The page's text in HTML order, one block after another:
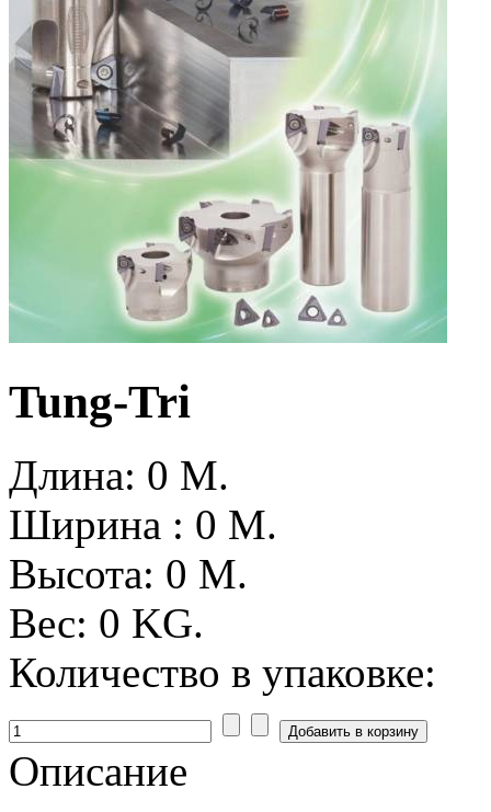
Tung-Tri
Длина: 0 M.
Ширина : 0 M.
Высота: 0 M.
Вес: 0 KG.
Количество в упаковке:
Описание